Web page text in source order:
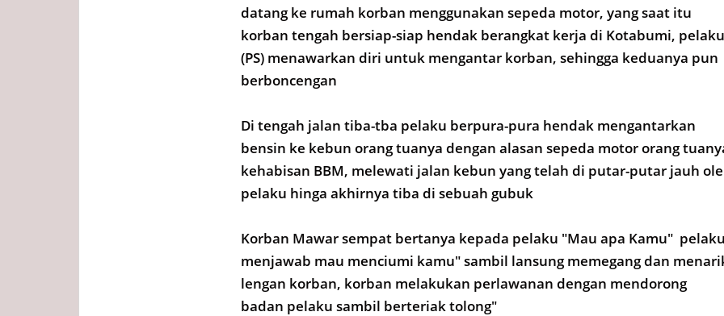
datang ke rumah korban menggunakan sepeda motor, yang saat itu
korban tengah bersiap-siap hendak berangkat kerja di Kotabumi, pelaku
(PS) menawarkan diri untuk mengantar korban, sehingga keduanya pun
berboncengan
Di tengah jalan tiba-tba pelaku berpura-pura hendak mengantarkan
bensin ke kebun orang tuanya dengan alasan sepeda motor orang
kehabisan BBM, melewati jalan kebun yang telah di putar-putar jauh
pelaku hinga akhirnya tiba di sebuah gubuk
Korban Mawar sempat bertanya kepada pelaku "Mau apa Kamu"
menjawab mau menciumi kamu" sambil lansung memegang dan
lengan korban, korban melakukan perlawanan dengan mendorong
badan pelaku sambil berteriak tolong"